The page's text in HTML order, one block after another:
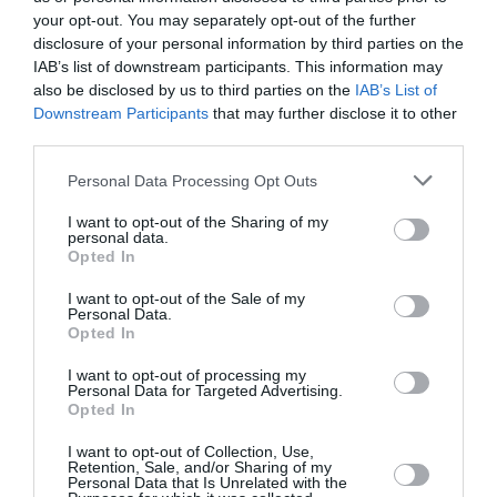
your opt-out. You may separately opt-out of the further
disclosure of your personal information by third parties on the
IAB’s list of downstream participants. This information may
also be disclosed by us to third parties on the IAB’s List of
Downstream Participants that may further disclose it to other
Personal Data Processing Opt Outs
I want to opt-out of the Sharing of my
personal data.
Opted In
I want to opt-out of the Sale of my
Personal Data.
Opted In
I want to opt-out of processing my
Personal Data for Targeted Advertising.
Opted In
I want to opt-out of Collection, Use,
Retention, Sale, and/or Sharing of my
Personal Data that Is Unrelated with the
boxnon vengano tassate e che non vengano
aumentate le tasse sui containers che li
trasportano, perché questo farebbe lievitare il
I migranti filippini vorrebbero poi che venisse
rivisto ilvalore massimo del contenuto esente
da imposta, alla luce dell’aumento del costo
200 dollari) a 90,000 P (circa 2,000 dollari). E
Dogane, da cui è partita l’idea che ha scatenato
la loro protesta.